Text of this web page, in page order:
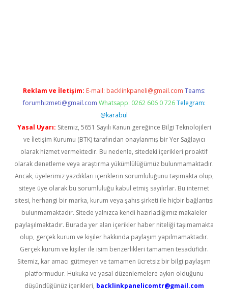
Reklam ve İletişim: E-mail: backlinkpaneli@gmail.com Teams:
forumhizmeti@gmail.com Whatsapp: 0262 606 0 726 Telegram:
@karabul
Yasal Uyarı: Sitemiz, 5651 Sayılı Kanun gereğince Bilgi Teknolojileri
ve İletişim Kurumu (BTK) tarafından onaylanmış bir Yer Sağlayıcı
olarak hizmet vermektedir. Bu nedenle, sitedeki içerikleri proaktif
olarak denetleme veya araştırma yükümlülüğümüz bulunmamaktadır.
Ancak, üyelerimiz yazdıkları içeriklerin sorumluluğunu taşımakta olup,
siteye üye olarak bu sorumluluğu kabul etmiş sayılırlar. Bu internet
sitesi, herhangi bir marka, kurum veya şahıs şirketi ile hiçbir bağlantısı
bulunmamaktadır. Sitede yalnızca kendi hazırladığımız makaleler
paylaşılmaktadır. Burada yer alan içerikler haber niteliği taşımamakta
olup, gerçek kurum ve kişiler hakkında paylaşım yapılmamaktadır.
Gerçek kurum ve kişiler ile isim benzerlikleri tamamen tesadüfidir.
Sitemiz, kar amacı gütmeyen ve tamamen ücretsiz bir bilgi paylaşım
platformudur. Hukuka ve yasal düzenlemelere aykırı olduğunu
düşündüğünüz içerikleri, backlinkpanelicomtr@gmail.com